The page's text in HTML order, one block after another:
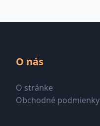
O nás
O stránke
Obchodné podmienky